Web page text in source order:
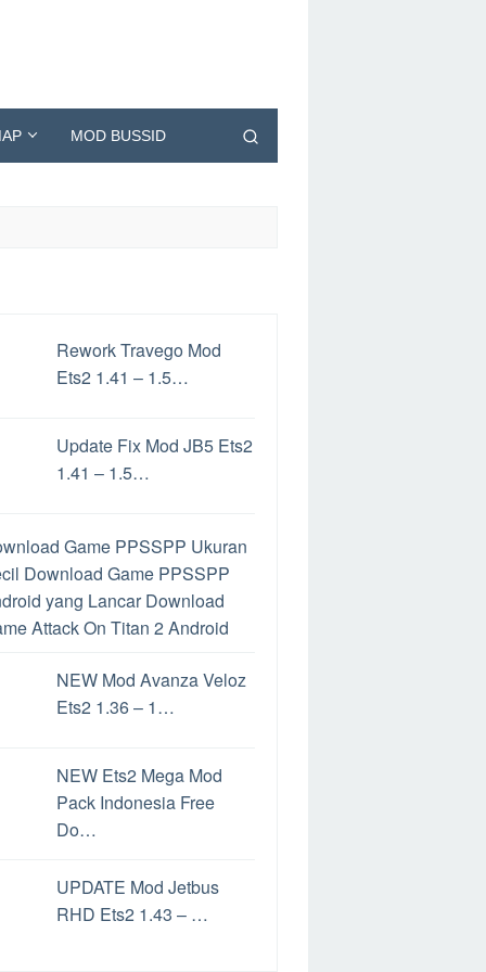
MOD BUSSID
Rework Travego Mod
Ets2 1.41 – 1.5…
Update Fix Mod JB5 Ets2
1.41 – 1.5…
Game PPSSPP Ukuran
Download Game PPSSPP
yang Lancar Download
Attack On Titan 2 Android
Google Drive LimitCara
Game PS2 di Hp
Perbedaan PPSSPP
PPSSPP Gold Cara
Game PS2 di Android
File ISO dan CSO
uang Langsung Ke
Game Penghasil Uang
NEW Mod Avanza Veloz
Ets2 1.36 – 1…
NEW Ets2 Mega Mod
Pack Indonesia Free
Do…
UPDATE Mod Jetbus
RHD Ets2 1.43 – …